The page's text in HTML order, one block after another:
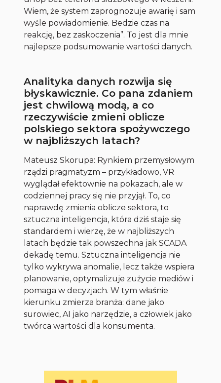
Wiem, że system zaprognozuje awarię i sam
wyśle powiadomienie. Bedzie czas na
reakcję, bez zaskoczenia”. To jest dla mnie
najlepsze podsumowanie wartości danych.
Analityka danych rozwija się
błyskawicznie. Co pana zdaniem
jest chwilową modą, a co
rzeczywiście zmieni oblicze
polskiego sektora spożywczego
w najbliższych latach?
Mateusz Skorupa: Rynkiem przemysłowym
rządzi pragmatyzm – przykładowo, VR
wyglądał efektownie na pokazach, ale w
codziennej pracy się nie przyjął. To, co
naprawdę zmienia oblicze sektora, to
sztuczna inteligencja, która dziś staje się
standardem i wierzę, że w najbliższych
latach będzie tak powszechna jak SCADA
dekadę temu. Sztuczna inteligencja nie
tylko wykrywa anomalie, lecz także wspiera
planowanie, optymalizuje zużycie mediów i
pomaga w decyzjach. W tym właśnie
kierunku zmierza branża: dane jako
surowiec, AI jako narzędzie, a człowiek jako
twórca wartości dla konsumenta.